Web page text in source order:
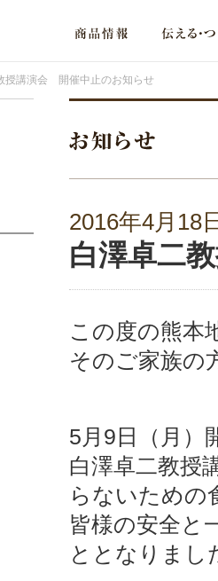
授講演会 開催中止のお知らせ
2016年4月18
白澤卓二
この度の熊本
そのご家族の
5月9日（月）
白澤卓二教授
らないための
皆様の安全と
ととなりまし